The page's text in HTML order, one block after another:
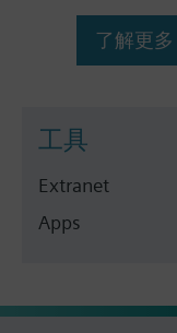
了解更多
工具
Extranet
Apps